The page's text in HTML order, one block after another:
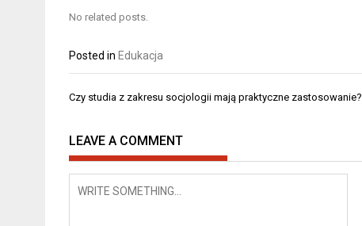
No related posts.
Posted in Edukacja
Nawigacja
Czy studia z zakresu socjologii mają praktyczne zastosowanie?
LEAVE A COMMENT